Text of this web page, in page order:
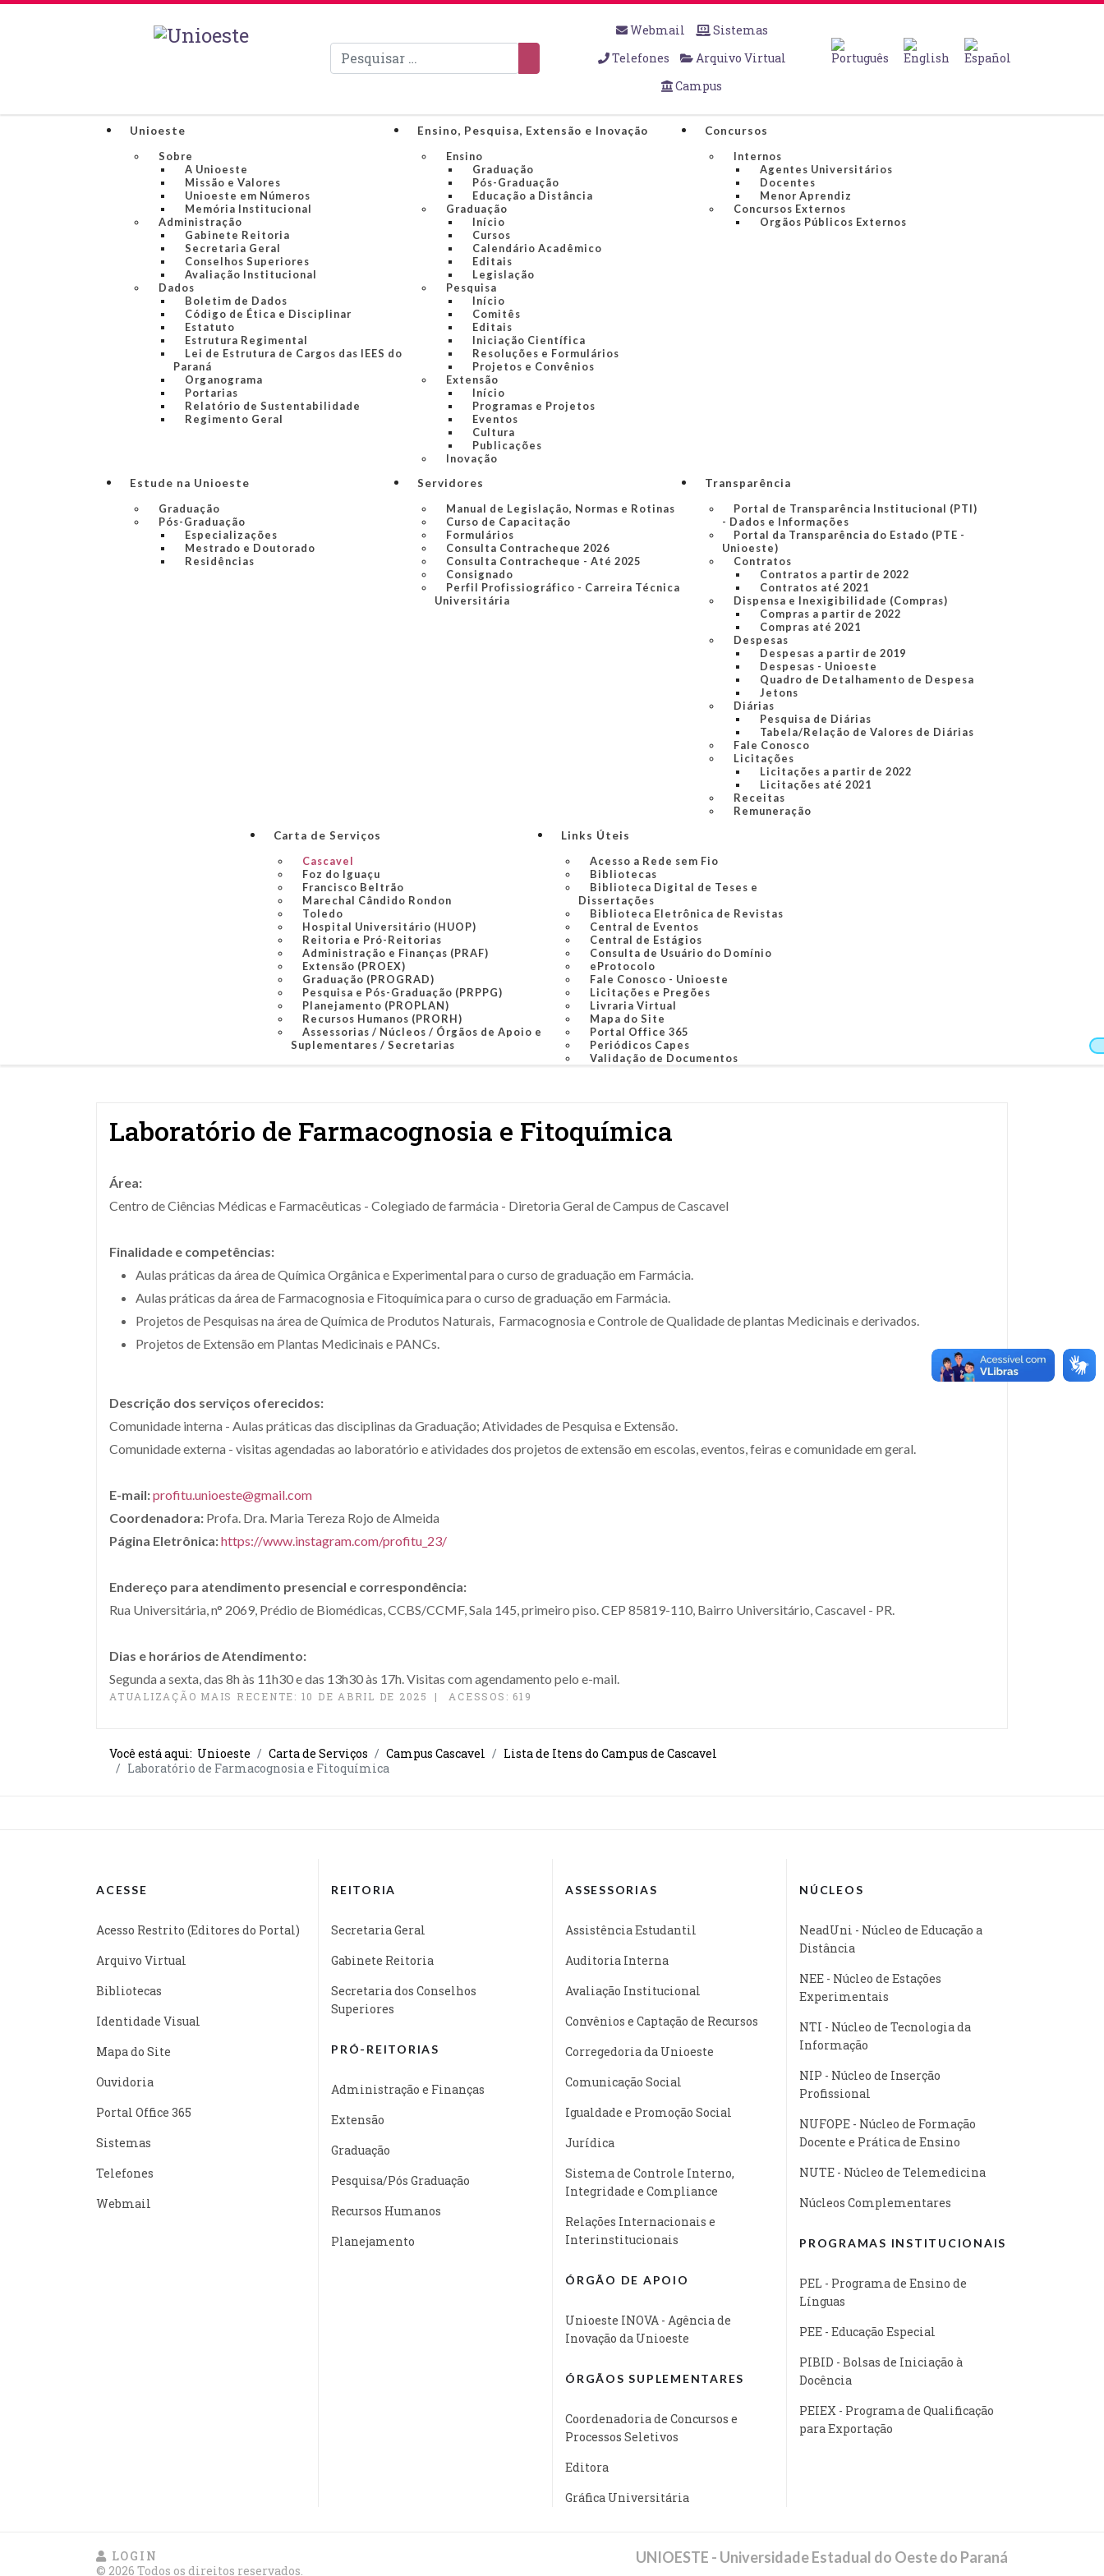
Pesquisar
Webmail
Sistemas
Telefones
Arquivo Virtual
Campus
Unioeste
Sobre
A Unioeste
Missão e Valores
Unioeste em Números
Memória Institucional
Administração
Gabinete Reitoria
Secretaria Geral
Conselhos Superiores
Avaliação Institucional
Dados
Boletim de Dados
Código de Ética e Disciplinar
Estatuto
Estrutura Regimental
Lei de Estrutura de Cargos das IEES do
Paraná
Organograma
Portarias
Relatório de Sustentabilidade
Regimento Geral
Ensino, Pesquisa, Extensão e Inovação
Ensino
Graduação
Pós-Graduação
Educação a Distância
Graduação
Início
Cursos
Calendário Acadêmico
Editais
Legislação
Pesquisa
Início
Comitês
Editais
Iniciação Científica
Resoluções e Formulários
Projetos e Convênios
Extensão
Início
Programas e Projetos
Eventos
Cultura
Publicações
Inovação
Concursos
Internos
Agentes Universitários
Docentes
Menor Aprendiz
Concursos Externos
Orgãos Públicos Externos
Estude na Unioeste
Graduação
Pós-Graduação
Especializações
Mestrado e Doutorado
Residências
Servidores
Manual de Legislação, Normas e Rotinas
Curso de Capacitação
Formulários
Consulta Contracheque 2026
Consulta Contracheque - Até 2025
Consignado
Perfil Profissiográfico - Carreira Técnica
Universitária
Transparência
Portal de Transparência Institucional (PTI)
- Dados e Informações
Portal da Transparência do Estado (PTE -
Unioeste)
Contratos
Contratos a partir de 2022
Contratos até 2021
Dispensa e Inexigibilidade (Compras)
Compras a partir de 2022
Compras até 2021
Despesas
Despesas a partir de 2019
Despesas - Unioeste
Quadro de Detalhamento de Despesa
Jetons
Diárias
Pesquisa de Diárias
Tabela/Relação de Valores de Diárias
Fale Conosco
Licitações
Licitações a partir de 2022
Licitações até 2021
Receitas
Remuneração
Carta de Serviços
Cascavel
Foz do Iguaçu
Francisco Beltrão
Marechal Cândido Rondon
Toledo
Hospital Universitário (HUOP)
Reitoria e Pró-Reitorias
Administração e Finanças (PRAF)
Extensão (PROEX)
Graduação (PROGRAD)
Pesquisa e Pós-Graduação (PRPPG)
Planejamento (PROPLAN)
Recursos Humanos (PRORH)
Assessorias / Núcleos / Órgãos de Apoio e
Suplementares / Secretarias
Links Úteis
Acesso a Rede sem Fio
Bibliotecas
Biblioteca Digital de Teses e
Dissertações
Biblioteca Eletrônica de Revistas
Central de Eventos
Central de Estágios
Consulta de Usuário do Domínio
eProtocolo
Fale Conosco - Unioeste
Licitações e Pregões
Livraria Virtual
Mapa do Site
Portal Office 365
Periódicos Capes
Validação de Documentos
Laboratório de Farmacognosia e Fitoquímica
Área:
Centro de Ciências Médicas e Farmacêuticas - Colegiado de farmácia - Diretoria Geral de Campus de Cascavel
Finalidade e competências:
Aulas práticas da área de Química Orgânica e Experimental para o curso de graduação em Farmácia.
Aulas práticas da área de Farmacognosia e Fitoquímica para o curso de graduação em Farmácia.
Projetos de Pesquisas na área de Química de Produtos Naturais, Farmacognosia e Controle de Qualidade de plantas Medicinais e derivados.
Projetos de Extensão em Plantas Medicinais e PANCs.
Descrição dos serviços oferecidos:
Comunidade interna - Aulas práticas das disciplinas da Graduação; Atividades de Pesquisa e Extensão.
Comunidade externa - visitas agendadas ao laboratório e atividades dos projetos de extensão em escolas, eventos, feiras e comunidade em geral.
E-mail:profitu.unioeste@gmail.com
Coordenadora: Profa. Dra. Maria Tereza Rojo de Almeida
Página Eletrônica:https://www.instagram.com/profitu_23/
Endereço para atendimento presencial e correspondência:
Rua Universitária, n° 2069, Prédio de Biomédicas, CCBS/CCMF, Sala 145, primeiro piso. CEP 85819-110, Bairro Universitário, Cascavel - PR.
Dias e horários de Atendimento:
Segunda a sexta, das 8h às 11h30 e das 13h30 às 17h.Visitas com agendamento pelo e-mail.
ATUALIZAÇÃO MAIS RECENTE: 10 DE ABRIL DE 2025 ACESSOS: 619
Você está aqui: Unioeste Carta de Serviços Campus Cascavel
Lista de Itens do Campus de Cascavel
Laboratório de Farmacognosia e Fitoquímica
ACESSE
Acesso Restrito (Editores do Portal)
Arquivo Virtual
Bibliotecas
Identidade Visual
Mapa do Site
Ouvidoria
Portal Office 365
Sistemas
Telefones
Webmail
REITORIA
Secretaria Geral
Gabinete Reitoria
Secretaria dos Conselhos
Superiores
PRÓ-REITORIAS
Administração e Finanças
Extensão
Graduação
Pesquisa/Pós Graduação
Recursos Humanos
Planejamento
ASSESSORIAS
Assistência Estudantil
Auditoria Interna
Avaliação Institucional
Convênios e Captação de Recursos
Corregedoria da Unioeste
Comunicação Social
Igualdade e Promoção Social
Jurídica
Sistema de Controle Interno,
Integridade e Compliance
Relações Internacionais e
Interinstitucionais
ÓRGÃO DE APOIO
Unioeste INOVA - Agência de
Inovação da Unioeste
ÓRGÃOS SUPLEMENTARES
Coordenadoria de Concursos e
Processos Seletivos
Editora
Gráfica Universitária
NÚCLEOS
NeadUni - Núcleo de Educação a
Distância
NEE - Núcleo de Estações
Experimentais
NTI - Núcleo de Tecnologia da
Informação
NIP - Núcleo de Inserção
Profissional
NUFOPE - Núcleo de Formação
Docente e Prática de Ensino
NUTE - Núcleo de Telemedicina
Núcleos Complementares
PROGRAMAS INSTITUCIONAIS
PEL - Programa de Ensino de
Línguas
PEE - Educação Especial
PIBID - Bolsas de Iniciação à
Docência
PEIEX - Programa de Qualificação
para Exportação
LOGIN
© 2026 Todos os direitos reservados.
UNIOESTE - Universidade Estadual do Oeste do Paraná